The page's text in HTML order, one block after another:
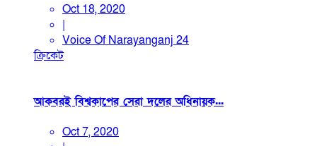
Oct 18, 2020
|
Voice Of Narayanganj 24
ক্রিকেট
আকবরই বিশ্বকাপের সেরা দলের অধিনায়ক...
Oct 7, 2020